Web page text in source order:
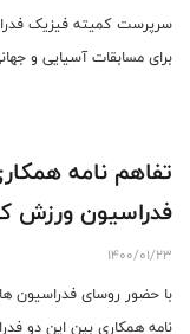
سرپرست کمیته فیزیک
برای مسابقات آسیایی و
تفاهم نامه
فدراسیون ورزش
1400/01/23
با حضور روسای فدراسیون
نامه همکاری بین این دو